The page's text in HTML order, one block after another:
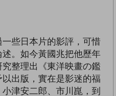
些日本片的影評，可惜
。如今黃國兆把他歷年
整理出《東洋映畫の鑑
出版，實在是影迷的福
津安二郎、市川崑，到